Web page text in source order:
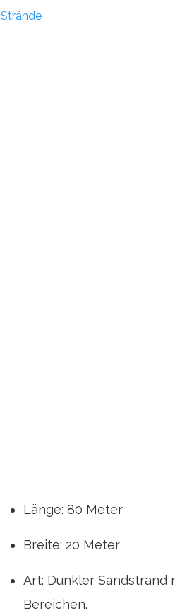
Strände
Länge: 80 Meter
Breite: 20 Meter
Art: Dunkler Sandstrand
Bereichen.